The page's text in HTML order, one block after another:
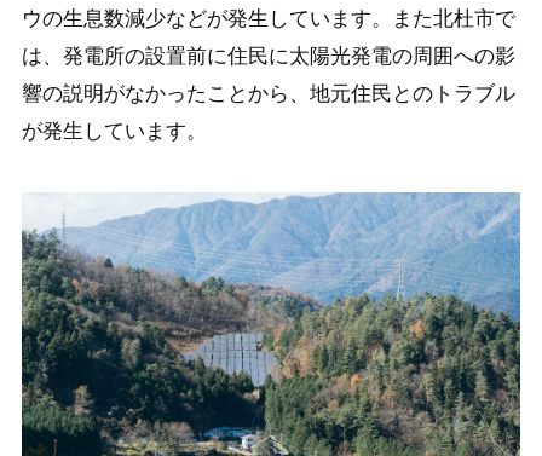
ウの生息数減少などが発生しています。また北杜市で
は、発電所の設置前に住民に太陽光発電の周囲への影
響の説明がなかったことから、地元住民とのトラブル
が発生しています。